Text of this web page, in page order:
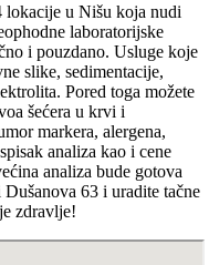
lokacije u Nišu koja nudi
laboratorijske
i pouzdano. Usluge koje
slike, sedimentacije,
Pored toga možete
šećera u krvi i
markera, alergena,
analiza kao i cene
analiza bude gotova
Dušanova 63 i uradite tačne
zdravlje!